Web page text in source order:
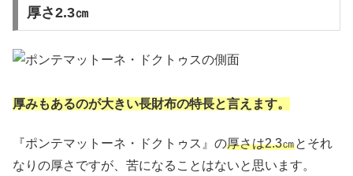
厚さ2.3㎝
厚みもあるのが大きい長財布の特長と言えます。
『ポンテマットーネ・ドクトゥス』の厚さは2.3㎝とそれ
なりの厚さですが、苦になることはないと思います。